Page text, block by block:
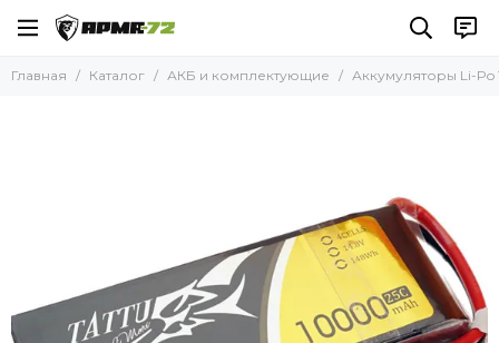
АКБ и комплектующие
Аккумуляторы Li-Po 45,6В
Аккумуляторы Li-ion 21,9В
Аккумуляторы Li-ion 22,2В
Аккумуляторы Li-ion 23,1В
Главная Каталог АКБ и комплектующие Аккумуляторы Li-Po